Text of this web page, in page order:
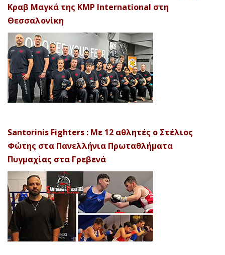
Κραβ Μαγκά της KMP International στη
Θεσσαλονίκη
Santorinis Fighters : Με 12 αθλητές ο Στέλιος
Φώτης στα Πανελλήνια Πρωταθλήματα
Πυγμαχίας στα Γρεβενά